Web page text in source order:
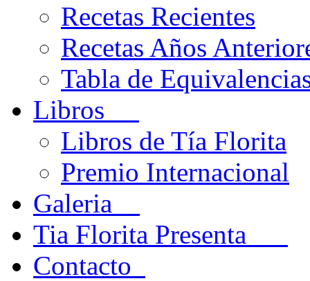
Recetas Recientes
Recetas Años
Tabla de
Libros
Libros de Tía Florita
Premio Internacional
Galeria
Tia Florita Presenta
Contacto